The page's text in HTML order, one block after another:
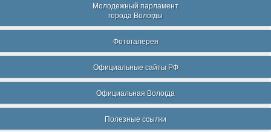
Молодежный парламент
города Вологды
Фотогалерея
Официальные сайты РФ
Официальная Вологда
Полезные ссылки